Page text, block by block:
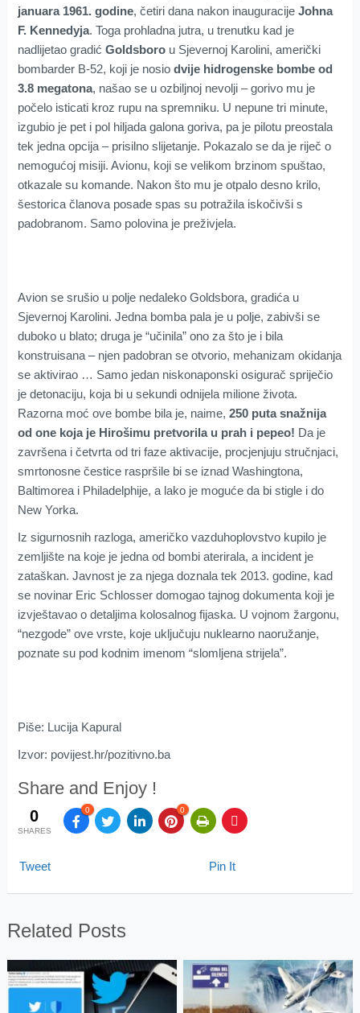
januara 1961. godine, četiri dana nakon inauguracije Johna
F. Kennedyja. Toga prohladna jutra, u trenutku kad je
nadlijetao gradić Goldsborou Sjevernoj Karolini, američki
bombarder B-52, koji je nosio dvije hidrogenske bombe od
3.8 megatona, našao se u ozbiljnoj nevolji – gorivo mu je
počelo isticati kroz rupu na spremniku. U nepune tri minute,
izgubio je pet i pol hiljada galona goriva, pa je pilotu preostala
tek jedna opcija – prisilno slijetanje. Pokazalo se da je riječ o
nemogućoj misiji. Avionu, koji se velikom brzinom spuštao,
otkazale su komande. Nakon što mu je otpalo desno krilo,
šestorica članova posade spas su potražila iskočivši s
padobranom. Samo polovina je preživjela.
Avion se srušio u polje nedaleko Goldsbora, gradića u
Sjevernoj Karolini. Jedna bomba pala je u polje, zabivši se
duboko u blato; druga je “učinila” ono za što je i bila
konstruisana – njen padobran se otvorio, mehanizam okidanja
se aktivirao … Samo jedan niskonaponski osigurač spriječio
je detonaciju, koja bi u sekundi odnijela milione života.
Razorna moć ove bombe bila je, naime, 250 puta snažnija
od one koja je Hirošimu pretvorila u prah i pepeo! Da je
završena i četvrta od tri faze aktivacije, procjenjuju stručnjaci,
smrtonosne čestice raspršile bi se iznad Washingtona,
Baltimorea i Philadelphije, a lako je moguće da bi stigle i do
New Yorka.
Iz sigurnosnih razloga, američko vazduhoplovstvo kupilo je
zemljište na koje je jedna od bombi aterirala, a incident je
zataškan. Javnost je za njega doznala tek 2013. godine, kad
se novinar Eric Schlosser domogao tajnog dokumenta koji je
izvještavao o detaljima kolosalnog fijaska. U vojnom žargonu,
“nezgode” ove vrste, koje uključuju nuklearno naoružanje,
poznate su pod kodnim imenom “slomljena strijela”.
Piše: Lucija Kapural
Izvor: povijest.hr/pozitivno.ba
Share and Enjoy !
0
SHARES
0 0
Tweet Pin It
Related Posts